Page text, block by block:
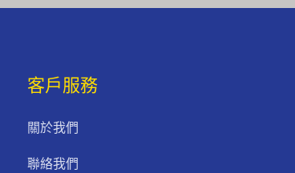
客戶服務
關於我們
聯絡我們